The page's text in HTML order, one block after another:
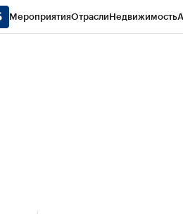
МероприятияОтраслиНедвижимость